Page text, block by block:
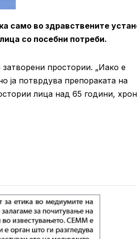
само во здравствените
со посебни потреби.
простории. „Иако е
ја потврдува препораката на
лица над 65 години,